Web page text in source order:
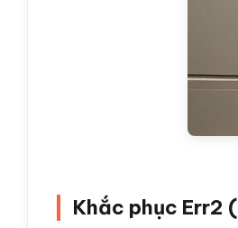
Khắc phục Err2